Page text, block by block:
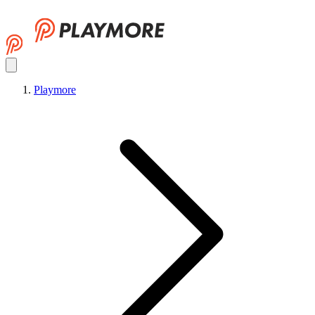
Playmore